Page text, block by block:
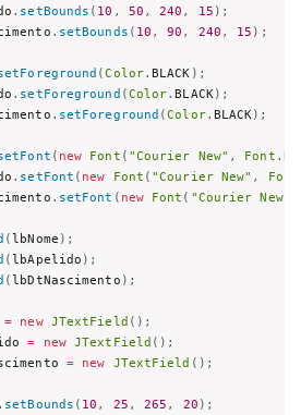
. setBounds ( 10 , 50 , 240 , 15 ) ;
. setBounds ( 10 , 90 , 240 , 15 ) ;
(Color.BLACK ) ;
. setForeground (Color.BLACK) ;
. setForeground (Color. BLACK) ;
( new Font ( "Courier New" , Font .
. setFont ( new Font ( "Courier New" , Font
. setFont ( new Font ( "Courier New"
(lbNome ) ;
(lbApelido ) ;
(lbDtNascimento ) ;
= new JTextField ( ) ;
= new JTextField ( ) ;
= new JTextField ( ) ;
. setBounds ( 10 , 25 , 265 , 20 ) ;